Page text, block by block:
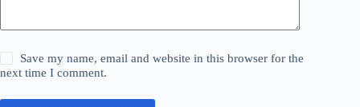
Save my name, email and website in this browser for the
next time I comment.